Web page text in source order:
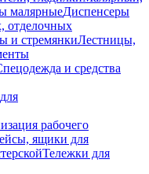
малярныеДиспенсеры
отделочных
и стремянкиЛестницы,
и средства
рабочего
ящики для
Тележки для